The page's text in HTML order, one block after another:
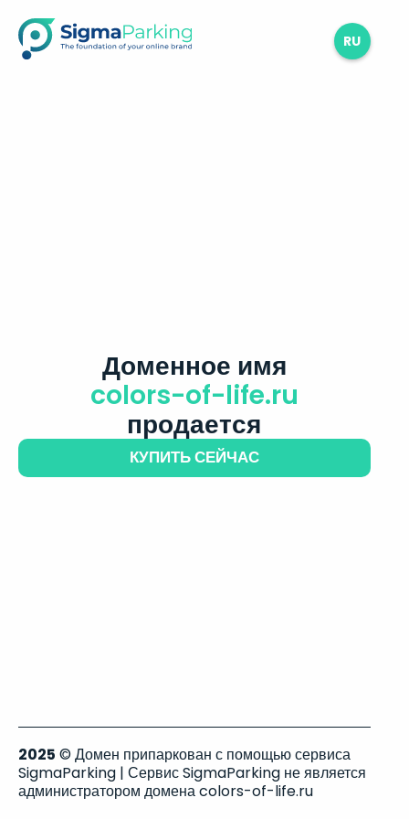
RU
Доменное имя
colors-of-life.ru
продается
КУПИТЬ СЕЙЧАС
2025 © Домен припаркован с помощью сервиса
SigmaParking | Сервис SigmaParking не является
администратором домена colors-of-life.ru